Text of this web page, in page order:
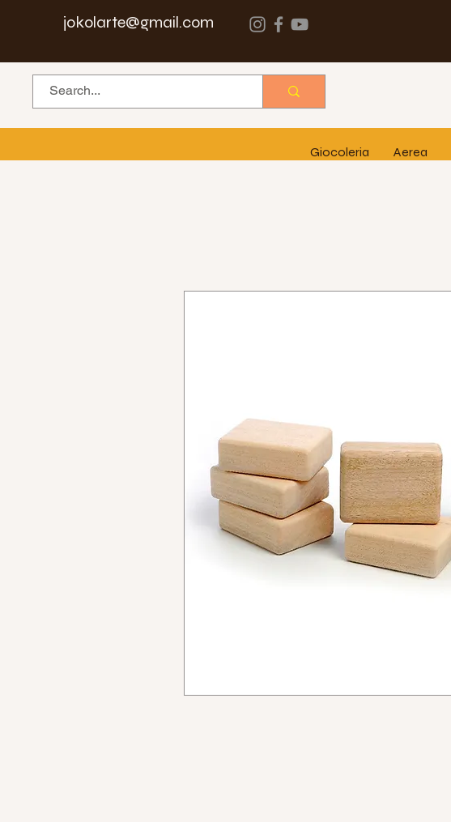
jokolarte@gmail.com
Giocoleria Aerea